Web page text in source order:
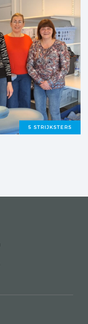
5 STRIJKSTERS